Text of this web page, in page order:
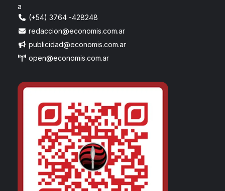
a
(+54) 3764 -428248
redaccion@economis.com.ar
publicidad@economis.com.ar
open@economis.com.ar